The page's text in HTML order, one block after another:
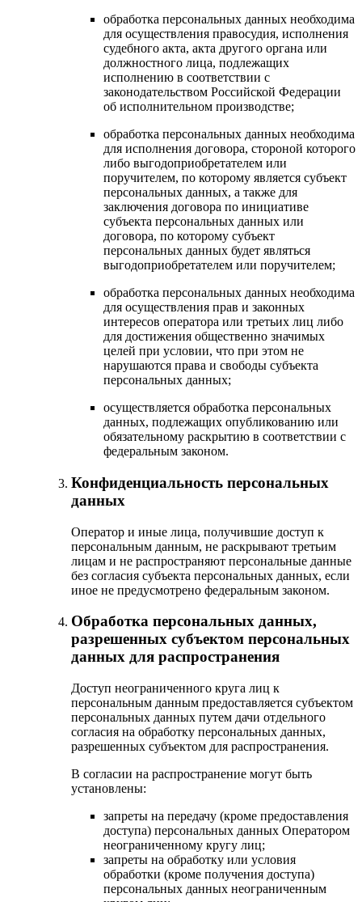
обработка персональных данных необходима
для осуществления правосудия, исполнения
судебного акта, акта другого органа или
должностного лица, подлежащих
исполнению в соответствии с
законодательством Российской Федерации
об исполнительном производстве;
обработка персональных данных необходима
для исполнения договора, стороной которого
либо выгодоприобретателем или
поручителем, по которому является субъект
персональных данных, а также для
заключения договора по инициативе
субъекта персональных данных или
договора, по которому субъект
персональных данных будет являться
выгодоприобретателем или поручителем;
обработка персональных данных необходима
для осуществления прав и законных
интересов оператора или третьих лиц либо
для достижения общественно значимых
целей при условии, что при этом не
нарушаются права и свободы субъекта
персональных данных;
осуществляется обработка персональных
данных, подлежащих опубликованию или
обязательному раскрытию в соответствии с
федеральным законом.
Конфиденциальность персональных
данных
Оператор и иные лица, получившие доступ к
персональным данным, не раскрывают третьим
лицам и не распространяют персональные данные
без согласия субъекта персональных данных, если
иное не предусмотрено федеральным законом.
Обработка персональных данных,
разрешенных субъектом персональных
данных для распространения
Доступ неограниченного круга лиц к
персональным данным предоставляется субъектом
персональных данных путем дачи отдельного
согласия на обработку персональных данных,
разрешенных субъектом для распространения.
В согласии на распространение могут быть
установлены:
запреты на передачу (кроме предоставления
доступа) персональных данных Оператором
неограниченному кругу лиц;
запреты на обработку или условия
обработки (кроме получения доступа)
персональных данных неограниченным